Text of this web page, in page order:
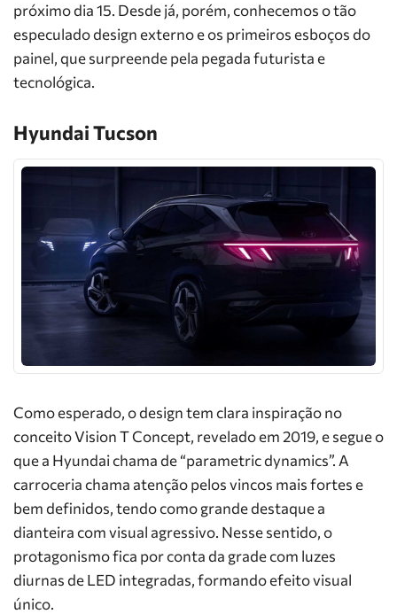
próximo dia 15. Desde já, porém, conhecemos o tão
especulado design externo e os primeiros esboços do
painel, que surpreende pela pegada futurista e
tecnológica.
Hyundai Tucson
Como esperado, o design tem clara inspiração no
conceito Vision T Concept, revelado em 2019, e segue o
que a Hyundai chama de “parametric dynamics”. A
carroceria chama atenção pelos vincos mais fortes e
bem definidos, tendo como grande destaque a
dianteira com visual agressivo. Nesse sentido, o
protagonismo fica por conta da grade com luzes
diurnas de LED integradas, formando efeito visual
único.